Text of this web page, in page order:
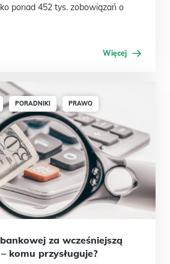
ponad 452 tys. zobowiązań o
Więcej
PORADNIKI PRAWO
za wcześniejszą
komu przysługuje?